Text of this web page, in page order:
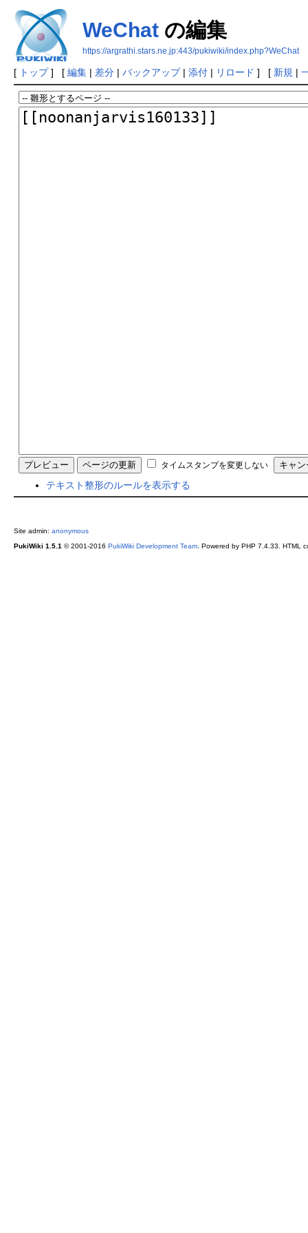
WeChatの編集
https://argrathi.stars.ne.jp:443/pukiwiki/index.php?WeChat
[ トップ] [ 編集| 差分| バックアップ| 添付| リロード ] [ 新規 |
タイムスタンプを変更しない
テキスト整形のルールを表示する
Site admin: anonymous
PukiWiki 1.5.1 © 2001-2016 PukiWiki Development Team. Powered by PHP 7.4.33. HTML